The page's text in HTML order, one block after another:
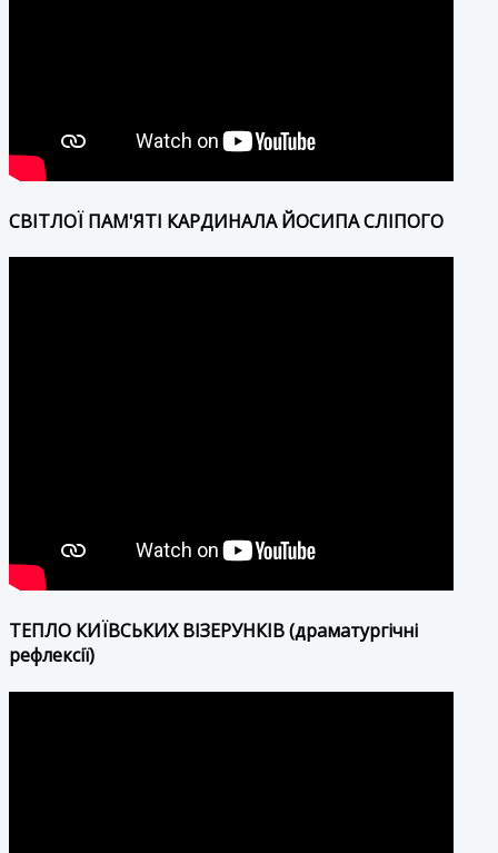
СВІТЛОЇ ПАМ'ЯТІ КАРДИНАЛА ЙОСИПА СЛІПОГО
ТЕПЛО КИЇВСЬКИХ ВІЗЕРУНКІВ (драматургічні
рефлексії)